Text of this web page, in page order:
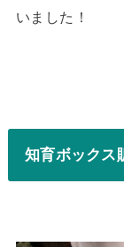
いました！
知育ボックス